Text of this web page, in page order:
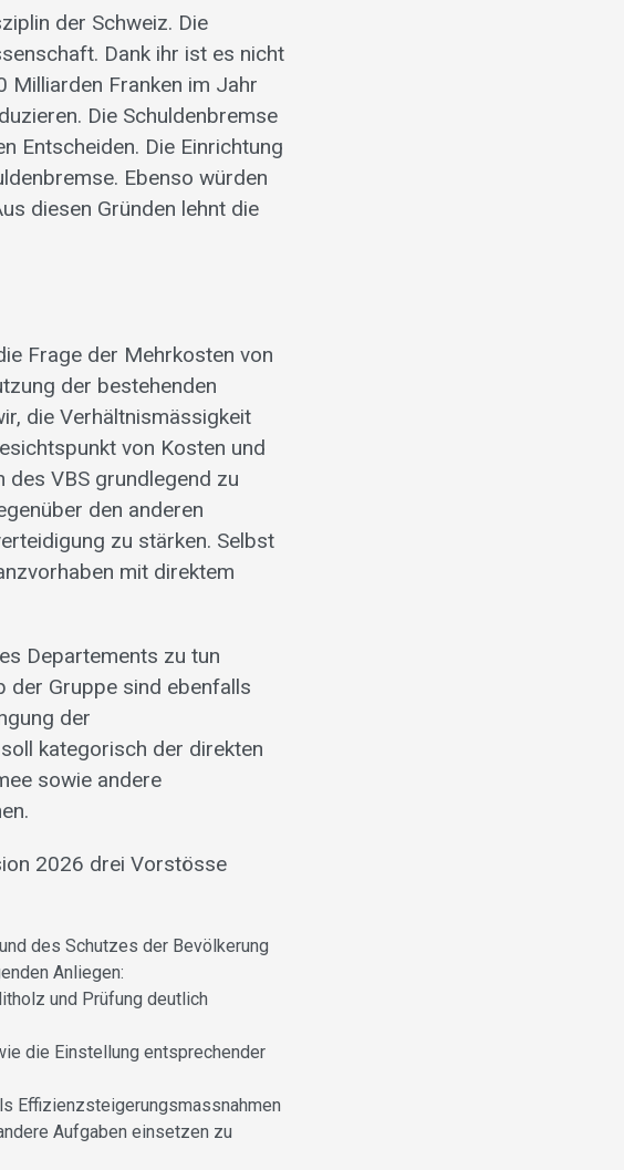
der Schweiz. Die
Dank ihr ist es nicht
Milliarden Franken im Jahr
Die Schuldenbremse
Entscheiden. Die Einrichtung
Ebenso würden
diesen Gründen lehnt die
Frage der Mehrkosten von
der bestehenden
die Verhältnismässigkeit
von Kosten und
VBS grundlegend zu
den anderen
zu stärken. Selbst
mit direktem
Departements zu tun
der Gruppe sind ebenfalls
der
kategorisch der direkten
sowie andere
2026 drei Vorstösse
des Schutzes der Bevölkerung
Anliegen:
und Prüfung deutlich
die Einstellung entsprechender
Effizienzsteigerungsmassnahmen
Aufgaben einsetzen zu